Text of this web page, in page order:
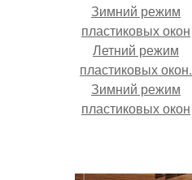
Летний режим
пластиковых окон.
Зимний режим
пластиковых окон